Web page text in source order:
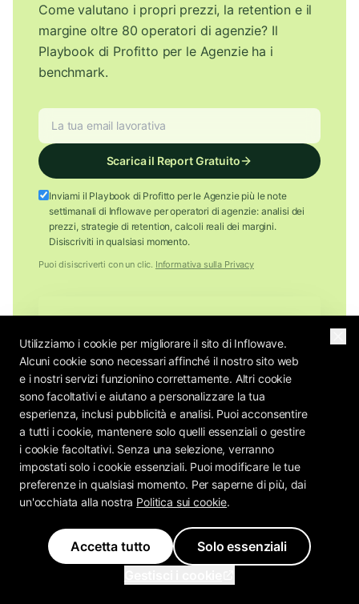
Come valutano i propri prezzi, la retention e il
margine oltre 80 operatori di agenzie? Il
Playbook di Profitto per le Agenzie ha i
benchmark.
Scarica il Report Gratuito
Inviami il Playbook di Profitto per le Agenzie più le note
settimanali di Inflowave per operatori di agenzie: analisi dei
prezzi, strategie di retention, calcoli reali dei margini.
Disiscriviti in qualsiasi momento.
Puoi disiscriverti con un clic. Informativa sulla Privacy
Utilizziamo i cookie per migliorare il sito di Inflowave.
Alcuni cookie sono necessari affinché il nostro sito web
e i nostri servizi funzionino correttamente. Altri cookie
sono facoltativi e aiutano a personalizzare la tua
esperienza, inclusi pubblicità e analisi. Puoi acconsentire
a tutti i cookie, mantenere solo quelli essenziali o gestire
i cookie facoltativi. Senza una selezione, verranno
impostati solo i cookie essenziali. Puoi modificare le tue
preferenze in qualsiasi momento. Per saperne di più, dai
un'occhiata alla nostra Politica sui cookie.
Accetta tutto
Solo essenziali